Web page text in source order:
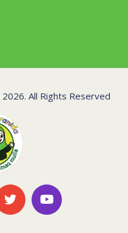
2026. All Rights Reserved